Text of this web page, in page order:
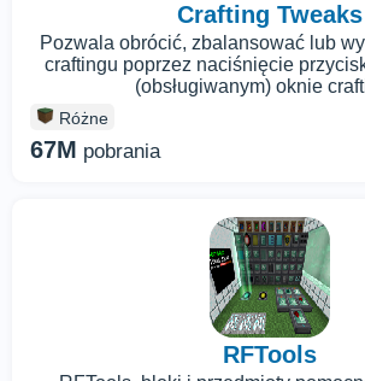
Crafting Tweaks
Pozwala obrócić, zbalansować lub
craftingu poprzez naciśnięcie
(obsługiwanym) oknie
Różne
67M pobrania
RFTools